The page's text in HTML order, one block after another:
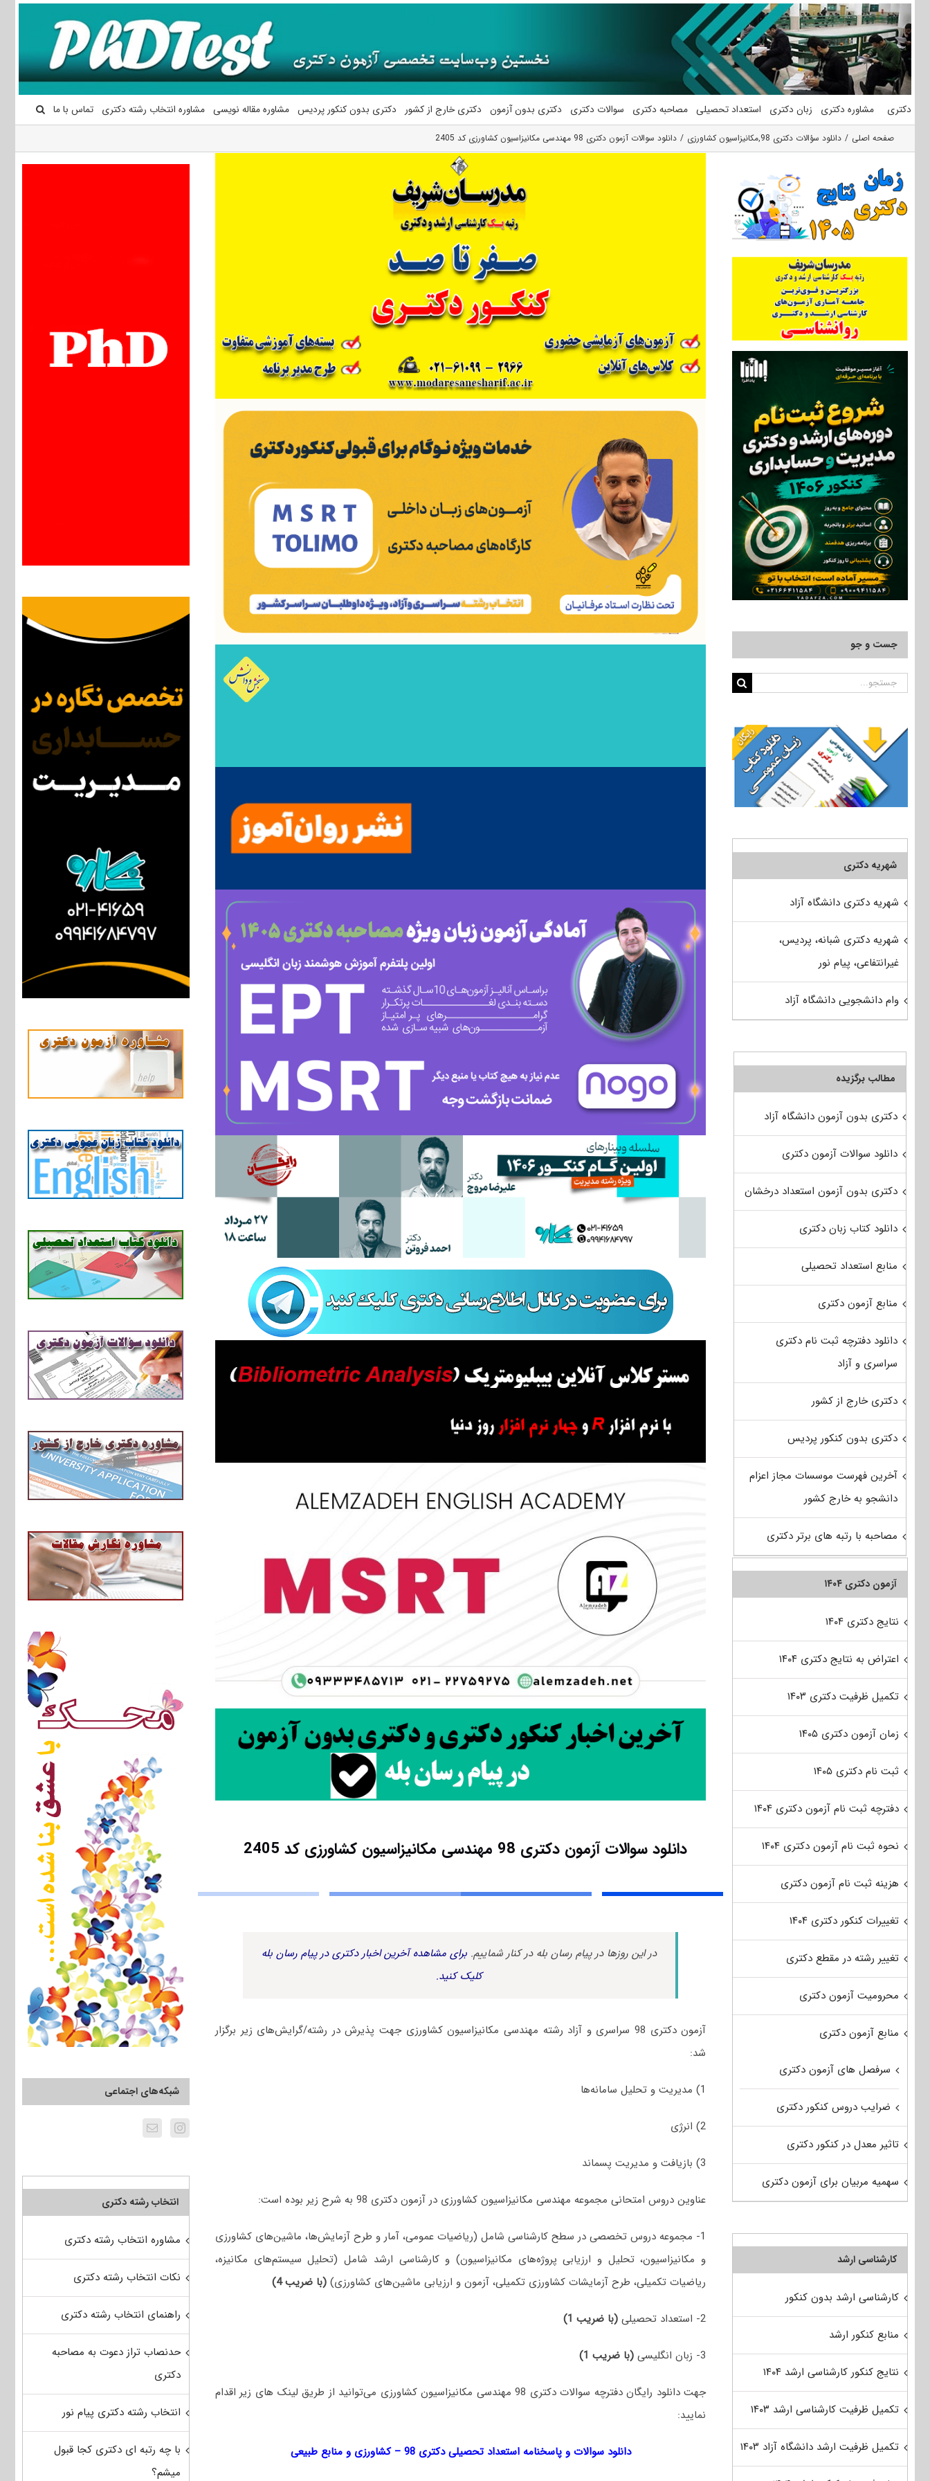
محتوا
دکتری مشاوره دکتری زبان دکتری استعداد تحصیلی مصاحبه دکتری سوالات دکتری دکتری بدون آزمون دکتری خارج از کشور دکتری بدون کنکور پردیس مشاوره مقاله نویسی مشاوره انتخاب رشته دکتری تماس با ما
صفحه اصلی دانلود سؤالات دکتری 98 ,مکانیزاسیون کشاورزی دانلود سوالات آزمون دکتری 98 مهندسی مکانیزاسیون کشاورزی کد 2405
دانلود سوالات آزمون دکتری 98 مهندسی مکانیزاسیون کشاورزی کد 2405
در این روزها در پیام رسان بله در کنار شماییم. برای مشاهده آخرین اخبار دکتری در پیام رسان بله
کلیک کنید.
آزمون دکتری 98 سراسری و آزاد رشته مهندسی مکانیزاسیون کشاورزی جهت پذیرش در رشته/گرایش‌های زیر برگزار
شد:
1) مدیریت و تحلیل سامانه‌ها
2) انرژی
3) بازیافت و مدیریت پسماند
عناوین دروس امتحانی مجموعه مهندسی مکانیزاسیون کشاورزی در آزمون دکتری 98 به شرح زیر بوده است:
1- مجموعه دروس تخصصی در سطح کارشناسی شامل (ریاضیات عمومی، آمار و طرح آزمایش‌ها، ماشین‌های کشاورزی
و مکانیزاسیون، تحلیل و ارزیابی پروژه‌های مکانیزاسیون) و کارشناسی ارشد شامل (تحلیل سیستم‌های مکانیزه،
ریاضیات تکمیلی، طرح آزمایشات کشاورزی تکمیلی، آزمون و ارزیابی ماشین‌های کشاورزی) (با ضریب 4)
2- استعداد تحصیلی (با ضریب 1)
3- زبان انگلیسی (با ضریب 1)
جهت دانلود رایگان دفترچه سوالات دکتری 98 مهندسی مکانیزاسیون کشاورزی می‌توانید از طریق لینک های زیر اقدام
نمایید:
دانلود سوالات و پاسخنامه استعداد تحصیلی دکتری 98 – کشاورزی و منابع طبیعی
شبکه‌های اجتماعی
انتخاب رشته دکتری
مشاوره انتخاب رشته دکتری
نکات انتخاب رشته دکتری
راهنمای انتخاب رشته دکتری
حدنصاب تراز دعوت به مصاحبه
دکتری
انتخاب رشته دکتری پیام نور
با چه رتبه ای دکتری کجا قبول
میشم؟
جست و جو
جستجو
شهریه دکتری
شهریه دکتری دانشگاه آزاد
شهریه دکتری شبانه، پردیس،
غیرانتفاعی، پیام نور
وام دانشجویی دانشگاه آزاد
مطالب برگزیده
دکتری بدون آزمون دانشگاه آزاد
دانلود سوالات آزمون دکتری
دکتری بدون آزمون استعداد درخشان
دانلود کتاب زبان دکتری
منابع استعداد تحصیلی
منابع آزمون دکتری
دانلود دفترچه ثبت نام دکتری
سراسری و آزاد
دکتری خارج از کشور
دکتری بدون کنکور پردیس
آخرین فهرست موسسات مجاز اعزام
دانشجو به خارج کشور
مصاحبه با رتبه های برتر دکتری
آزمون دکتری ۱۴۰۴
نتایج دکتری ۱۴۰۴
اعتراض به نتایج دکتری ۱۴۰۴
تکمیل ظرفیت دکتری ۱۴۰۳
زمان آزمون دکتری ۱۴۰۵
ثبت نام دکتری ۱۴۰۵
دفترچه ثبت نام آزمون دکتری ۱۴۰۴
نحوه ثبت نام آزمون دکتری ۱۴۰۴
هزینه ثبت نام آزمون دکتری
تغییرات کنکور دکتری ۱۴۰۴
تغییر رشته در مقطع دکتری
محرومیت آزمون دکتری
منابع آزمون دکتری
سرفصل های آزمون دکتری
ضرایب دروس کنکور دکتری
تاثیر معدل در کنکور دکتری
سهمیه مربیان برای آزمون دکتری
کارشناسی ارشد
کارشناسی ارشد بدون کنکور
منابع کنکور ارشد
نتایج کنکور کارشناسی ارشد ۱۴۰۴
تکمیل ظرفیت کارشناسی ارشد ۱۴۰۳
تکمیل ظرفیت ارشد دانشگاه آزاد ۱۴۰۳